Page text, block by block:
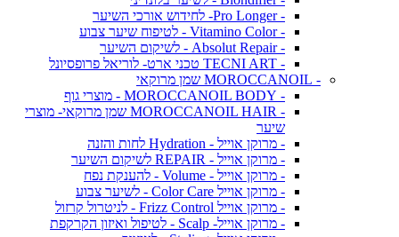
- Pro Longer- לחידוש אורכי השיער
- Vitamino Color - לטיפוח שיער צבוע
- Absolut Repair - לשיקום השיער
- TECNI ART טכני ארט- לוריאל פרופסיונל
- MOROCCANOIL שמן מרוקאי
- MOROCCANOIL BODY - מוצרי גוף
- MOROCCANOIL HAIR שמן מרוקאי- מוצרי
שיער
- מרוקן אוייל - Hydration לחות והזנה
- מרוקן אוייל - REPAIR לשיקום השיער
- מרוקן אוייל - Volume - להענקת נפח
- מרוקן אוייל Color Care - לשיער צבוע
- מרוקן אוייל Frizz Control - לניטרול קרזול
- מרוקן אוייל- Scalp - לטיפול ואיזון הקרקפת